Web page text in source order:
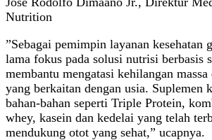
Nutrition
”Sebagai pemimpin layanan kesehatan
lama fokus pada solusi nutrisi berbasis
membantu mengatasi kehilangan
yang berkaitan dengan usia. Suplemen
bahan-bahan seperti Triple Protein,
whey, kasein dan kedelai yang telah
mendukung otot yang sehat,” ucapnya.